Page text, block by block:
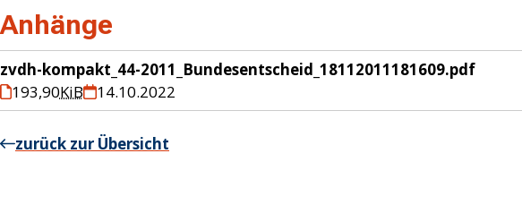
Anhänge
zvdh-kompakt_44-2011_Bundesentscheid_18112011181609.pdf
193,90KiB 14.10.2022
zurück zur Übersicht